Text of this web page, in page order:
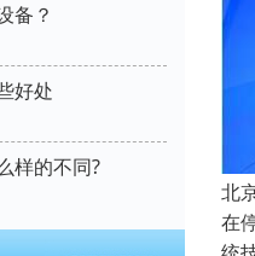
备？
好处
样的不同?
北
在